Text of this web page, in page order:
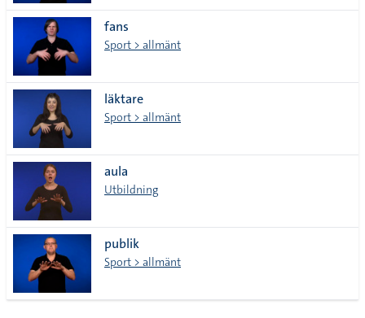
fans
Sport > allmänt
läktare
Sport > allmänt
aula
Utbildning
publik
Sport > allmänt